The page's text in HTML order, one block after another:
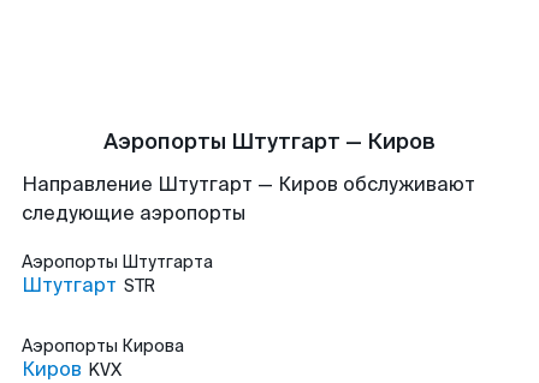
Аэропорты Штутгарт — Киров
Направление Штутгарт — Киров обслуживают
следующие аэропорты
Аэропорты Штутгарта
Штутгарт STR
Аэропорты Кирова
Киров KVX